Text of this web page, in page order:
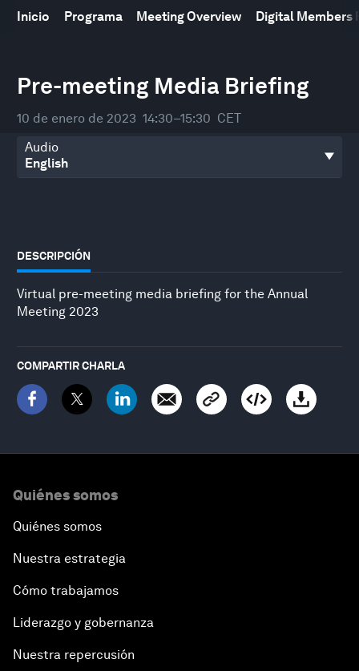
Inicio Programa Meeting Overview Digital Members
Pre-meeting Media Briefing
10 de enero de 2023 14:30–15:30 CET
Audio
DESCRIPCIÓN
Virtual pre-meeting media briefing for the Annual
Meeting 2023
COMPARTIR CHARLA
seconds
of
minutes,
seconds
Quiénes somos
Quiénes somos
Nuestra estrategia
Cómo trabajamos
Liderazgo y gobernanza
Nuestra repercusión